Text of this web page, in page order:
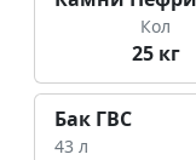
Кол
25 кг
Бак ГВС
43 л